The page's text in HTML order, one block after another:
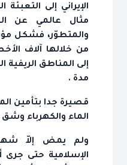
الإيراني إلى التعبئة
مثال عالمي عن
والمتطوّر، فشكل
من خلالها آلاف
إلى المناطق الريفية
مدة .
قصيرة جدا بتأمين
الماء والكهرباء
ولم يمض إلاّ
الإسلامية حتى